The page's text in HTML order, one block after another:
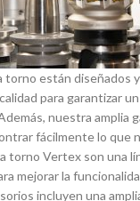
están diseñados
para garantizar
nuestra amplia
fácilmente lo que
torno Vertex son una
mejorar la
incluyen una